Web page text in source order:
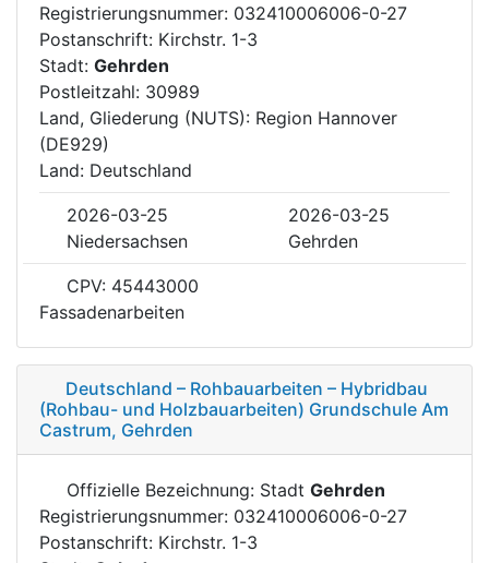
Registrierungsnummer: 032410006006-0-27
Postanschrift: Kirchstr. 1-3
Stadt: Gehrden
Postleitzahl: 30989
Land, Gliederung (NUTS): Region Hannover
(DE929)
Land: Deutschland
2026-03-25
2026-03-25
Niedersachsen
Gehrden
CPV: 45443000
Fassadenarbeiten
Deutschland – Rohbauarbeiten – Hybridbau
(Rohbau- und Holzbauarbeiten) Grundschule Am
Castrum, Gehrden
Offizielle Bezeichnung: Stadt Gehrden
Registrierungsnummer: 032410006006-0-27
Postanschrift: Kirchstr. 1-3